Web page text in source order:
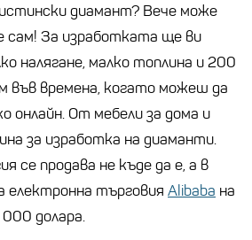
диамант? Вече може
сам! За изработката ще ви
налягане, малко топлина и 200
във времена, когато можеш да
онлайн. От мебели за дома и
за изработка на диаманти.
се продава не къде да е, а в
електронна търговия Alibaba на
долара.